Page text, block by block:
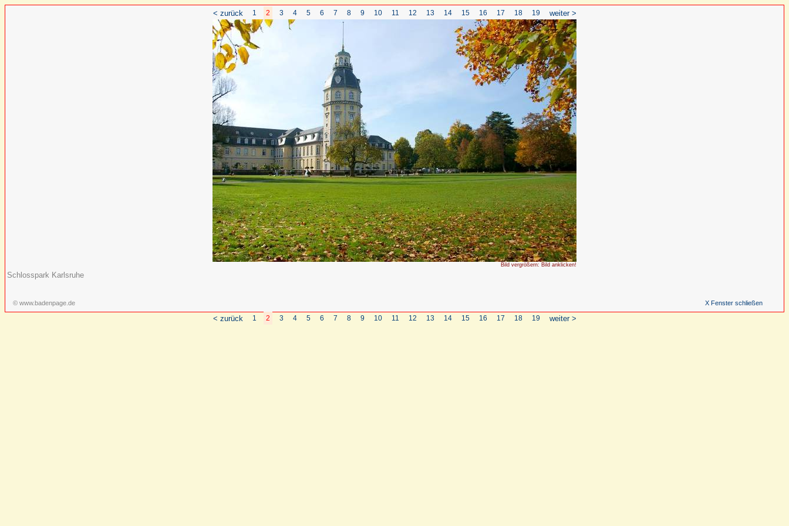
< zurück 1 2 3 4 5 6 7 8 9 10 11 12 13 14 15 16 17 18 19 weiter >
Bild vergrößern: Bild anklicken!
Schlosspark Karlsruhe
© www.badenpage.de X Fenster schließen
< zurück 1 2 3 4 5 6 7 8 9 10 11 12 13 14 15 16 17 18 19 weiter >